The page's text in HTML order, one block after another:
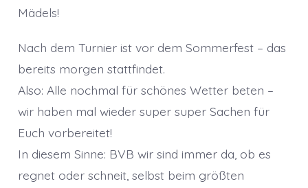
Mädels!
Nach dem Turnier ist vor dem Sommerfest – das
bereits morgen stattfindet.
Also: Alle nochmal für schönes Wetter beten –
wir haben mal wieder super super Sachen für
Euch vorbereitet!
In diesem Sinne: BVB wir sind immer da, ob es
regnet oder schneit, selbst beim größten